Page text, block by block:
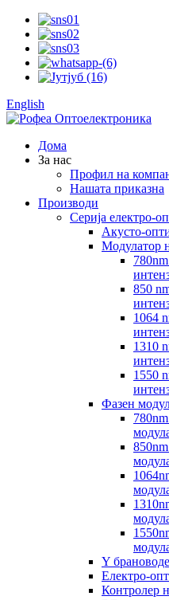
English
Дома
За нас
Профил на
Нашата приказна
Производи
Серија електро-
Акусто-
Модулатор
850
1064
1310
1550
Фазен
Y
Електро-
Контролер